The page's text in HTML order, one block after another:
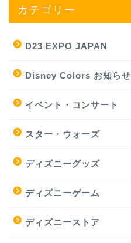
カテゴリー
D23 EXPO JAPAN
Disney Colors お知らせ
イベント・コンサート
スター・ウォーズ
ディズニーグッズ
ディズニーゲーム
ディズニーストア